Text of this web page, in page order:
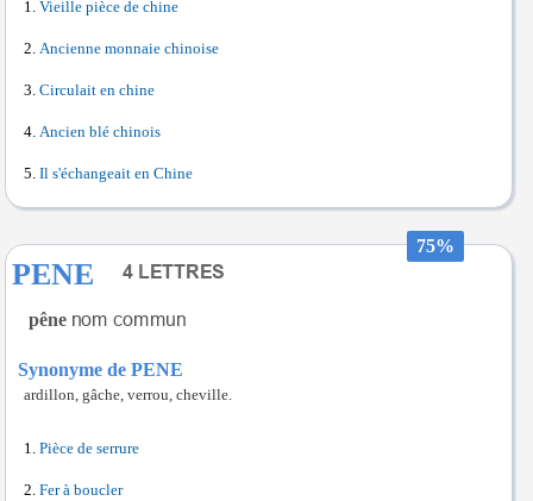
Vieille pièce de chine
Ancienne monnaie chinoise
Circulait en chine
Ancien blé chinois
Il s'échangeait en Chine
75%
PENE
pêne
Synonyme de PENE
ardillon, gâche, verrou, cheville.
Pièce de serrure
Fer à boucler